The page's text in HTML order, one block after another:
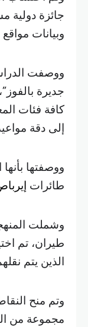
جائزة دولية
وبيانات
ووصفت
جديرة
كافة فئات
إلى دقة
ووصفتها
طائرات
طيران، تم
الذين يتم
وتم منح
مجموعة من